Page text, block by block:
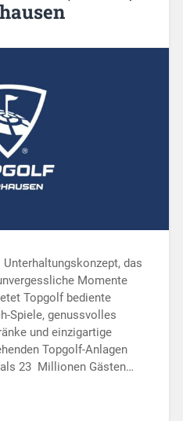
das
Momente
Topgolf bediente
Spiele, genussvolles
und einzigartige
Topgolf-Anlagen
23 Millionen Gästen…